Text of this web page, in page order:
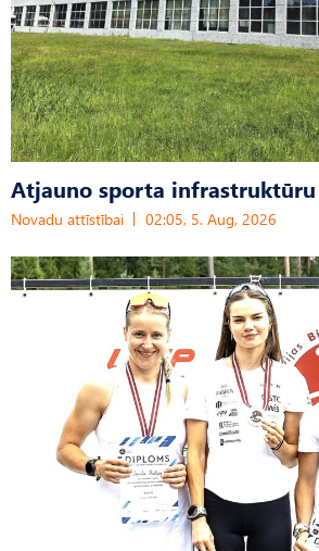
Atjauno sporta infrastruktūru
Novadu attīstībai 02:05, 5. Aug, 2026